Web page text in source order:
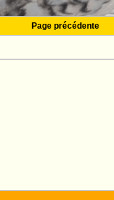
Page précédente